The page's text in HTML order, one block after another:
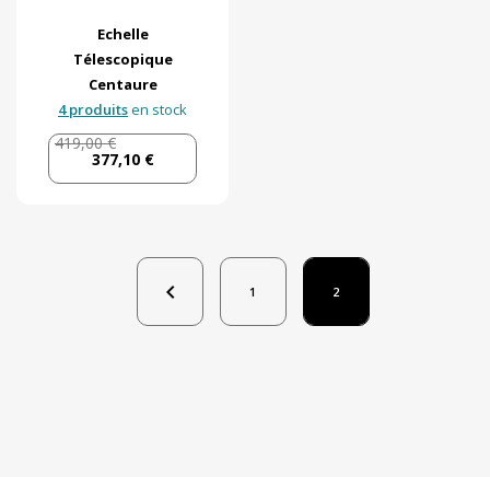
Echelle
Télescopique
Centaure
4 produitsen stock
419,00 €
377,10 €
 1 2